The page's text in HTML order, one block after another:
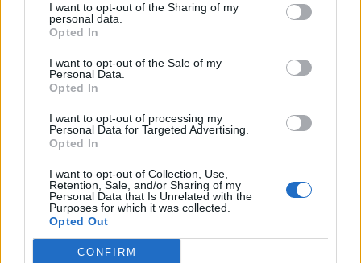
I want to opt-out of the Sharing of my
personal data.
Opted In
I want to opt-out of the Sale of my
Personal Data.
Opted In
I want to opt-out of processing my
Personal Data for Targeted Advertising.
Opted In
I want to opt-out of Collection, Use,
Retention, Sale, and/or Sharing of my
Personal Data that Is Unrelated with the
Purposes for which it was collected.
Opted Out
CONFIRM
5. Häll fudgen över kakan och låt den stelna i kylen. Servera gärna med